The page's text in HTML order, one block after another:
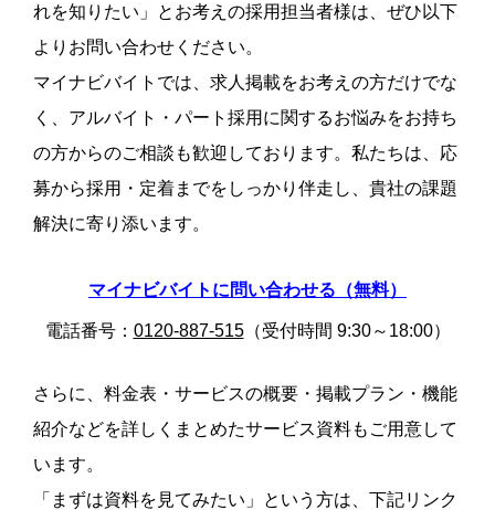
れを知りたい」とお考えの採用担当者様は、ぜひ以下
よりお問い合わせください。
マイナビバイトでは、求人掲載をお考えの方だけでな
く、アルバイト・パート採用に関するお悩みをお持ち
の方からのご相談も歓迎しております。私たちは、応
募から採用・定着までをしっかり伴走し、貴社の課題
解決に寄り添います。
マイナビバイトに問い合わせる（無料）
電話番号： 0120-887-515（受付時間 9:30～18:00）
さらに、料金表・サービスの概要・掲載プラン・機能
紹介などを詳しくまとめたサービス資料もご用意して
います。
「まずは資料を見てみたい」という方は、下記リンク